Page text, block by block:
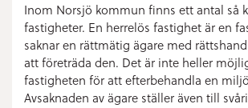
Inom Norsjö kommun finns ett antal så
fastigheter. En herrelös fastighet är en
saknar en rättmätig ägare med
att företräda den. Det är inte heller
fastigheten för att efterbehandla en
Avsaknaden av ägare ställer även till